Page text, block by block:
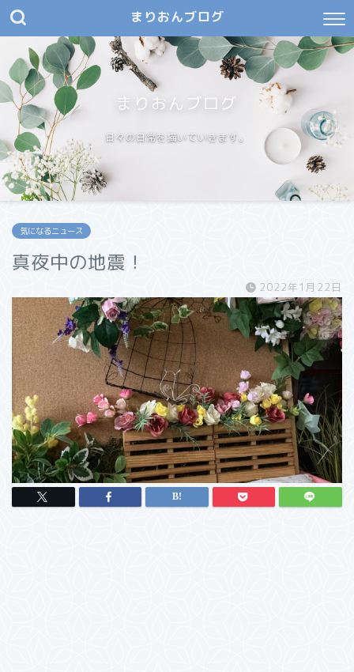
まりおんブログ
まりおんブログ
日々の日常を描いていきます。
気になるニュース
真夜中の地震！
2022年1月22日